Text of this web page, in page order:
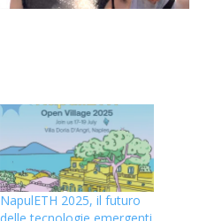
NapulETH 2025, il futuro